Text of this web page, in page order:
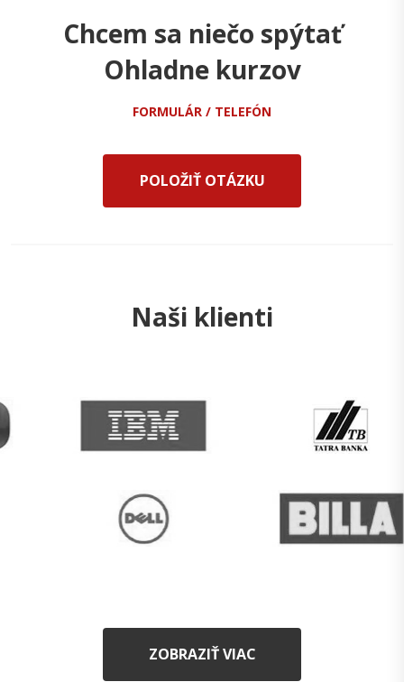
Chcem sa niečo spýtať
Ohladne kurzov
FORMULÁR / TELEFÓN
POLOŽIŤ OTÁZKU
Naši klienti
ZOBRAZIŤ VIAC